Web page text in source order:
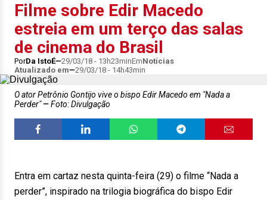
Filme sobre Edir Macedo
estreia em um terço das salas
de cinema do Brasil
PorDa IstoÉ 29/03/18 - 13h23minEmNotícias
Atualizado em
29/03/18 - 14h43min
O ator Petrônio Gontijo vive o bispo Edir Macedo em "Nada a
Perder"
Foto: Divulgação
Entra em cartaz nesta quinta-feira (29) o filme “Nada a
perder”, inspirado na trilogia biográfica do bispo Edir